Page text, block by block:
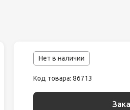
Нет в наличии
Код товара: 86713